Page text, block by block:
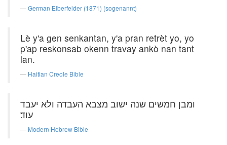
German Elberfelder (1871) (sogenannt)
Lè y'a gen senkantan, y'a pran retrèt yo, yo
p'ap reskonsab okenn travay ankò nan tant
lan.
Haitian Creole Bible
ומבן חמשים שנה ישוב מצבא העבדה ולא יעבד
עוד׃
Modern Hebrew Bible